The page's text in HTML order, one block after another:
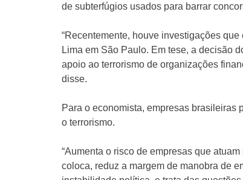
de subterfúgios usados para barrar
“Recentemente, houve investigações
Lima em São Paulo. Em tese, a decisão
apoio ao terrorismo de organizações
disse.
Para o economista, empresas
o terrorismo.
“Aumenta o risco de empresas que
coloca, reduz a margem de manobra de